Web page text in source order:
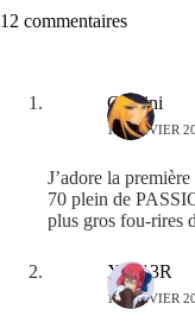
12 commentaires
Gemini
14 JANVIER
J’adore la
70 plein de
plus gros fou-rires
X4713R
14 JANVIER